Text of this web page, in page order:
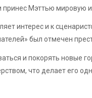
принес Мэттью мировую
интерес и к
был отмечен
и покорять новые
что делает его